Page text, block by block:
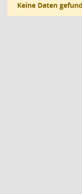
Keine Daten